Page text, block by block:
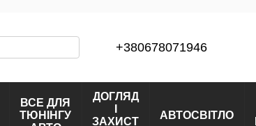
+380678071946
ВСЕ ДЛЯ
ТЮНІНГУ
ДОГЛЯД
ЗАХИСТ
АВТОСВІТЛО